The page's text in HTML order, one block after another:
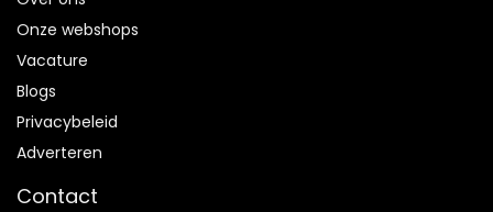
Onze webshops
Vacature
Blogs
Privacybeleid
Adverteren
Contact